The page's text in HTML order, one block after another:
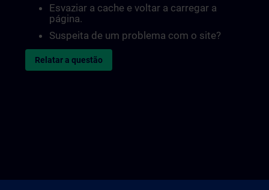
Esvaziar a cache e voltar a carregar a
página.
Suspeita de um problema com o site?
Relatar a questão